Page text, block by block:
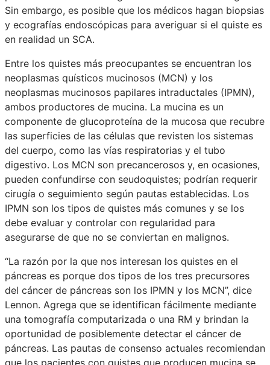
Sin embargo, es posible que los médicos hagan biopsias
y ecografías endoscópicas para averiguar si el quiste es
en realidad un SCA.
Entre los quistes más preocupantes se encuentran los
neoplasmas quísticos mucinosos (MCN) y los
neoplasmas mucinosos papilares intraductales (IPMN),
ambos productores de mucina. La mucina es un
componente de glucoproteína de la mucosa que recubre
las superficies de las células que revisten los sistemas
del cuerpo, como las vías respiratorias y el tubo
digestivo. Los MCN son precancerosos y, en ocasiones,
pueden confundirse con seudoquistes; podrían requerir
cirugía o seguimiento según pautas establecidas. Los
IPMN son los tipos de quistes más comunes y se los
debe evaluar y controlar con regularidad para
asegurarse de que no se conviertan en malignos.
“La razón por la que nos interesan los quistes en el
páncreas es porque dos tipos de los tres precursores
del cáncer de páncreas son los IPMN y los MCN”, dice
Lennon. Agrega que se identifican fácilmente mediante
una tomografía computarizada o una RM y brindan la
oportunidad de posiblemente detectar el cáncer de
páncreas. Las pautas de consenso actuales recomiendan
que los pacientes con quistes que producen mucina se